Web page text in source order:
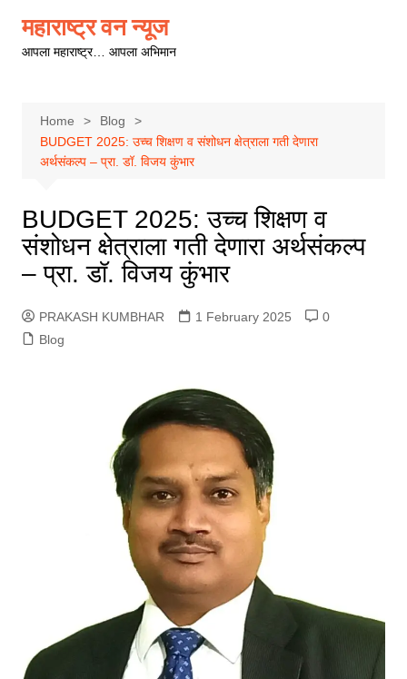
content
महाराष्ट्र वन न्यूज
आपला महाराष्ट्र… आपला अभिमान
Home
Blog
BUDGET 2025: उच्च शिक्षण व संशोधन क्षेत्राला गती देणारा
अर्थसंकल्प – प्रा. डॉ. विजय कुंभार
BUDGET 2025: उच्च शिक्षण व
संशोधन क्षेत्राला गती देणारा अर्थसंकल्प
– प्रा. डॉ. विजय कुंभार
PRAKASH KUMBHAR 1 February 2025
0
Blog